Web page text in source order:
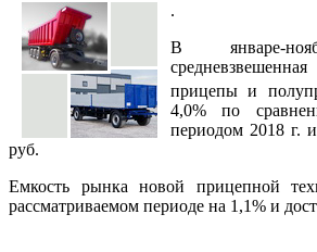
.
В январе-
прицепы и
4,0% по
периодом 2018 г.
руб.
Емкость рынка новой прицепной
рассматриваемом периоде на 1,1% и